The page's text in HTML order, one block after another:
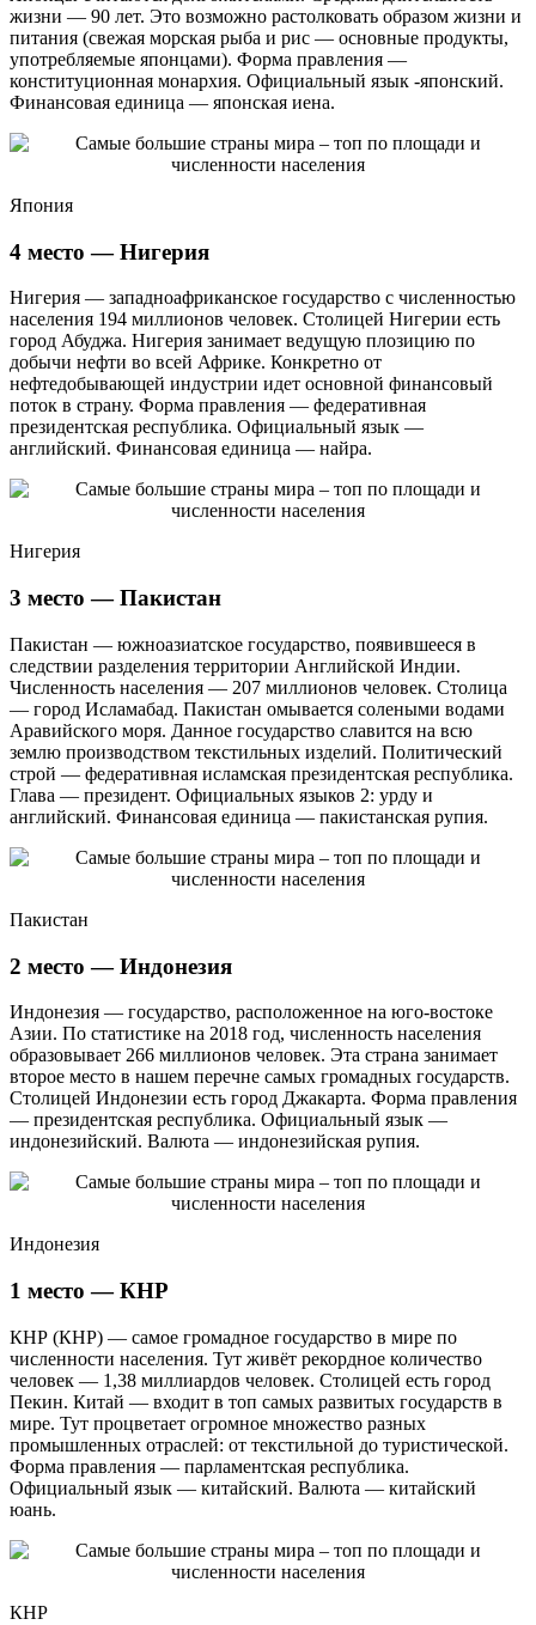
жизни — 90 лет. Это возможно растолковать образом жизни и
питания (свежая морская рыба и рис — основные продукты,
употребляемые японцами). Форма правления —
конституционная монархия. Официальный язык -японский.
Финансовая единица — японская иена.
Япония
4 место — Нигерия
Нигерия — западноафриканское государство с численностью
населения 194 миллионов человек. Столицей Нигерии есть
город Абуджа. Нигерия занимает ведущую плозицию по
добычи нефти во всей Африке. Конкретно от
нефтедобывающей индустрии идет основной финансовый
поток в страну. Форма правления — федеративная
президентская республика. Официальный язык —
английский. Финансовая единица — найра.
Нигерия
3 место — Пакистан
Пакистан — южноазиатское государство, появившееся в
следствии разделения территории Английской Индии.
Численность населения — 207 миллионов человек. Столица
— город Исламабад. Пакистан омывается солеными водами
Аравийского моря. Данное государство славится на всю
землю производством текстильных изделий. Политический
строй — федеративная исламская президентская республика.
Глава — президент. Официальных языков 2: урду и
английский. Финансовая единица — пакистанская рупия.
Пакистан
2 место — Индонезия
Индонезия — государство, расположенное на юго-востоке
Азии. По статистике на 2018 год, численность населения
образовывает 266 миллионов человек. Эта страна занимает
второе место в нашем перечне самых громадных государств.
Столицей Индонезии есть город Джакарта. Форма правления
— президентская республика. Официальный язык —
индонезийский. Валюта — индонезийская рупия.
Индонезия
1 место — КНР
КНР (КНР) — самое громадное государство в мире по
численности населения. Тут живёт рекордное количество
человек — 1,38 миллиардов человек. Столицей есть город
Пекин. Китай — входит в топ самых развитых государств в
мире. Тут процветает огромное множество разных
промышленных отраслей: от текстильной до туристической.
Форма правления — парламентская республика.
Официальный язык — китайский. Валюта — китайский
юань.
КНР